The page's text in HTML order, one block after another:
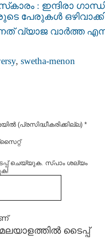
: ഇന്ദിരാ
പേരുകള്‍
വ്യാജ വാര്‍ത്ത
, swetha-menon
(പ്രസിദ്ധീകരിക്കില്ല) *
ചെയ്യുക. സ്പാം ശല്യം
ടൈപ്പ്